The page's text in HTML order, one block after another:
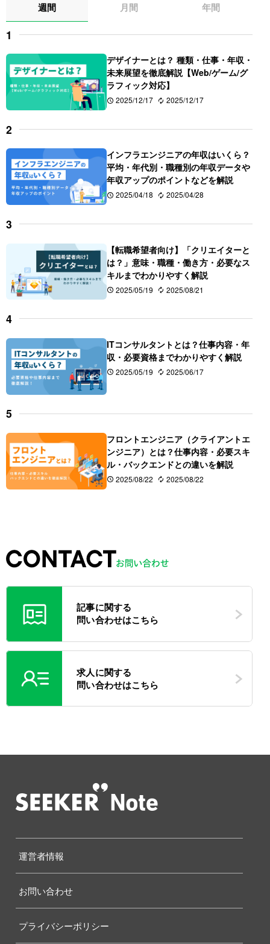
週間 月間 年間
デザイナーとは？ 種類・仕事・年収・
未来展望を徹底解説【Web/ゲーム/グ
ラフィック対応】
2025/12/17 2025/12/17
インフラエンジニアの年収はいくら？
平均・年代別・職種別の年収データや
年収アップのポイントなどを解説
2025/04/18 2025/04/28
【転職希望者向け】「クリエイターと
は？」意味・職種・働き方・必要なス
キルまでわかりやすく解説
2025/05/19 2025/08/21
ITコンサルタントとは？仕事内容・年
収・必要資格までわかりやすく解説
2025/05/19 2025/06/17
フロントエンジニア（クライアントエ
ンジニア）とは？仕事内容・必要スキ
ル・バックエンドとの違いを解説
2025/08/22 2025/08/22
記事に関する
問い合わせはこちら
求人に関する
問い合わせはこちら
運営者情報
お問い合わせ
プライバシーポリシー